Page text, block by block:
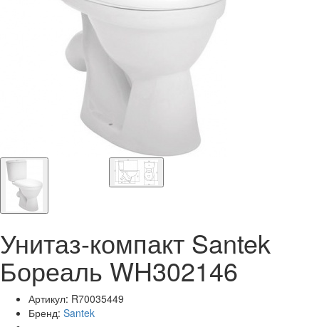
Унитаз-компакт Santek
Бореаль WH302146
Артикул: R70035449
Бренд: Santek